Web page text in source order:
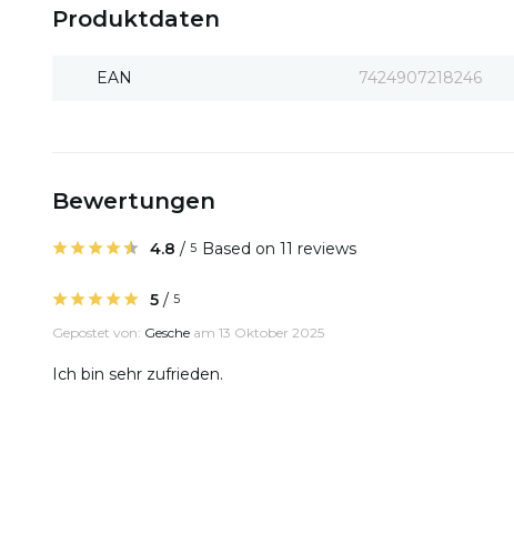
Produktdaten
EAN 7424907218246
Bewertungen
4.8 / 5 Based on 11 reviews
5 / 5
Gepostet von: Gesche am 13 Oktober 2025
Ich bin sehr zufrieden.